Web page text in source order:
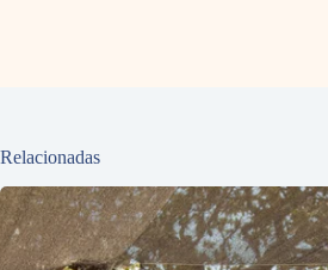
Relacionadas